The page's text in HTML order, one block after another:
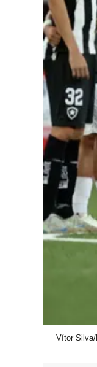
Vítor Silva/